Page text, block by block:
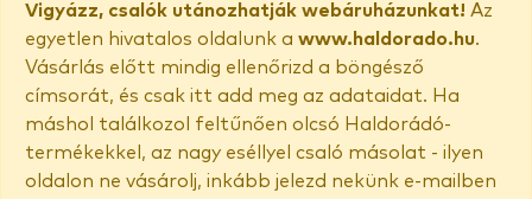
Vigyázz, csalók utánozhatják webáruházunkat! Az
egyetlen hivatalos oldalunk a www.haldorado.hu.
Vásárlás előtt mindig ellenőrizd a böngésző
címsorát, és csak itt add meg az adataidat. Ha
máshol találkozol feltűnően olcsó Haldorádó-
termékekkel, az nagy eséllyel csaló másolat - ilyen
oldalon ne vásárolj, inkább jelezd nekünk e-mailben